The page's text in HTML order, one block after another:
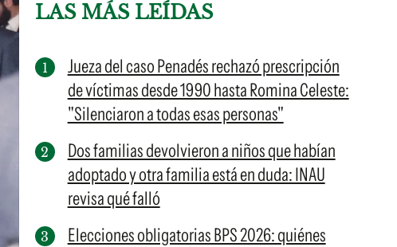
LAS MÁS LEÍDAS
Jueza del caso Penadés rechazó prescripción
de víctimas desde 1990 hasta Romina Celeste:
"Silenciaron a todas esas personas"
Dos familias devolvieron a niños que habían
adoptado y otra familia está en duda: INAU
revisa qué falló
Elecciones obligatorias BPS 2026: quiénes